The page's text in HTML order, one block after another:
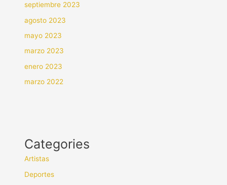
septiembre 2023
agosto 2023
mayo 2023
marzo 2023
enero 2023
marzo 2022
Categories
Artistas
Deportes